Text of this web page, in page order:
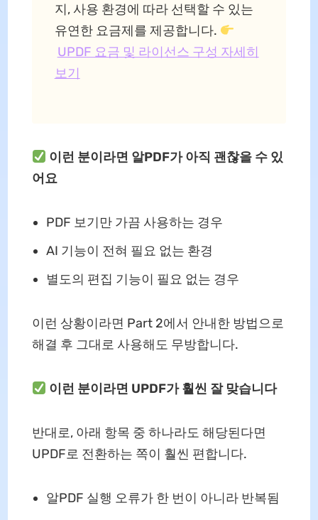
지, 사용 환경에 따라 선택할 수 있는
유연한 요금제를 제공합니다.
UPDF 요금 및 라이선스 구성 자세히
보기
이런 분이라면 알PDF가 아직 괜찮을 수 있
어요
PDF 보기만 가끔 사용하는 경우
AI 기능이 전혀 필요 없는 환경
별도의 편집 기능이 필요 없는 경우
이런 상황이라면 Part 2에서 안내한 방법으로
해결 후 그대로 사용해도 무방합니다.
이런 분이라면 UPDF가 훨씬 잘 맞습니다
반대로, 아래 항목 중 하나라도 해당된다면
UPDF로 전환하는 쪽이 훨씬 편합니다.
알PDF 실행 오류가 한 번이 아니라 반복됨